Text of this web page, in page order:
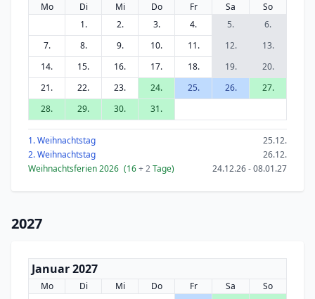
Mo Di Mi Do Fr Sa
So
1.
2. 3. 4. 5.
6.
7.
8. 9. 10. 11. 12.
13.
14.
15. 16. 17. 18. 19.
20.
21.
22. 23. 24. 25. 26.
27.
28.
29. 30. 31.
1. Weihnachtstag
25.12.
2. Weihnachtstag
26.12.
Weihnachtsferien 2026 (16+ 2Tage) 24.12.26 - 08.01.27
2027
Januar 2027
Mo Di Mi Do Fr Sa
So